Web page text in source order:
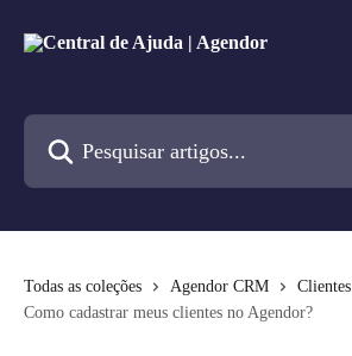
Todas as coleções Agendor CRM
Clientes
Como cadastrar meus clientes no Agendor?